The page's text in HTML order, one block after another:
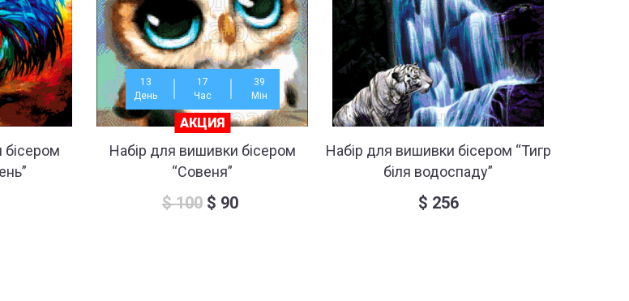
бісером
13
День
17
Час
38
Мiн
АКЦИЯ
Набір для вишивки бісером
“Совеня”
$100 $ 90
Набір для вишивки бісером “Тигр
біля водоспаду”
$ 256